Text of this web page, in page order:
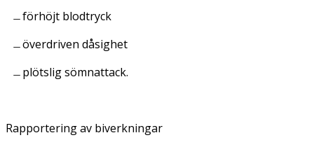
förhöjt blodtryck
överdriven dåsighet
plötslig sömnattack.
Rapportering av biverkningar